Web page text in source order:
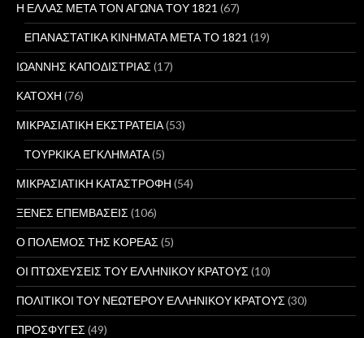
Η ΕΛΛΑΣ ΜΕΤΑ ΤΟΝ ΑΓΩΝΑ ΤΟΥ 1821 (67)
ΕΠΑΝΑΣΤΑΤΙΚΑ ΚΙΝΗΜΑΤΑ ΜΕΤΑ ΤΟ 1821 (19)
ΙΩΑΝΝΗΣ ΚΑΠΟΔΙΣΤΡΙΑΣ (17)
ΚΑΤΟΧΗ (76)
ΜΙΚΡΑΣΙΑΤΙΚΗ ΕΚΣΤΡΑΤΕΙΑ(53)
ΤΟΥΡΚΙΚΑ ΕΓΚΛΗΜΑΤΑ(5)
ΜΙΚΡΑΣΙΑΤΙΚΗ ΚΑΤΑΣΤΡΟΦΗ (54)
ΞΕΝΕΣ ΕΠΕΜΒΑΣΕΙΣ (106)
Ο ΠΟΛΕΜΟΣ ΤΗΣ ΚΟΡΕΑΣ (5)
ΟΙ ΠΤΩΧΕΥΣΕΙΣ ΤΟΥ ΕΛΛΗΝΙΚΟΥ ΚΡΑΤΟΥΣ (10)
ΠΟΛΙΤΙΚΟΙ ΤΟΥ ΝΕΩΤΕΡΟΥ ΕΛΛΗΝΙΚΟΥ ΚΡΑΤΟΥΣ (30)
ΠΡΟΣΦΥΓΕΣ (49)